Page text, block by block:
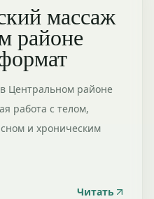
массаж
районе
Центральном районе
работа с телом,
и хроническим
Читать